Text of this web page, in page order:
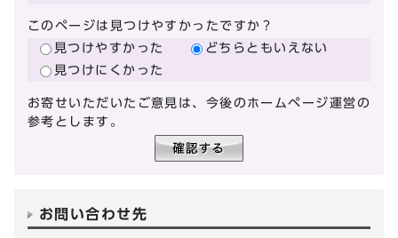
このページは見つけやすかったですか？
見つけやすかった
どちらともいえない
見つけにくかった
お寄せいただいたご意見は、今後のホームページ運営の
参考とします。
お問い合わせ先